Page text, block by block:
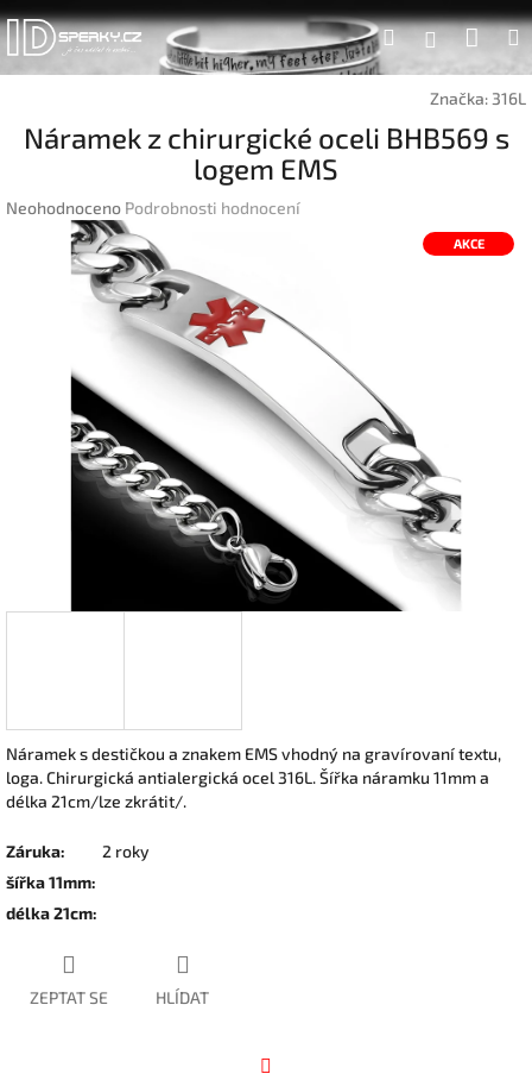
Přejít
na
obsah
Hledat
Značka: 316L
Náramek z chirurgické oceli BHB569 s
logem EMS
Průměrné
hodnocení
produktu
hvězdiček.
Neohodnoceno Podrobnosti hodnocení
AKCE
Náramek s destičkou a znakem EMS vhodný na gravírovaní textu,
loga. Chirurgická antialergická ocel 316L. Šířka náramku 11mm a
délka 21cm/lze zkrátit/.
Záruka:
2 roky
šířka 11mm:
délka 21cm:
ZEPTAT SE HLÍDAT